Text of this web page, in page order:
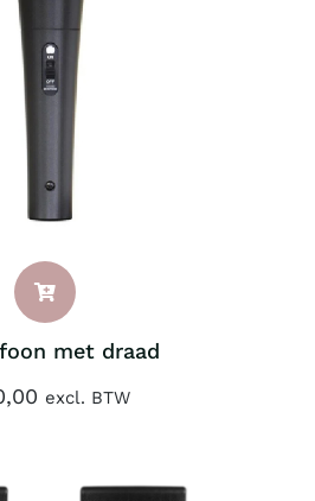
met draad
excl. BTW